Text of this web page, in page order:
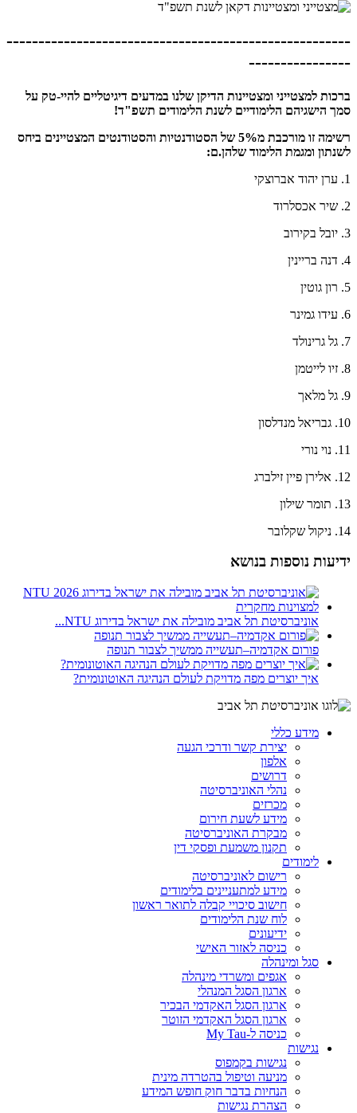
------------------------------------------------------
----------------
ברכות למצטייני ומצטיינות הדיקן שלנו במדעים דיגיטליים להיי-טק על
סמך הישגיהם הלימודיים לשנת הלימודים תשפ"ד!
רשימה זו מורכבת מ5% של הסטודנטיות והסטודנטים המצטיינים ביחס
לשנתון ומגמת הלימוד שלהן.ם:
1. ערן יהוד אברוצקי
2. שיר אכסלרוד
3. יובל בקירוב
4. דנה בריינין
5. רון גוטין
6. עידו גמינר
7. גל גרינולד
8. זיו לייטמן
9. גל מלאך
10. גבריאל מנדלסון
11. נוי נורי
12. אלירן פיין זילברג
13. תומר שילון
14. ניקול שקלובר
ידיעות נוספות בנושא
אוניברסיטת תל אביב מובילה את ישראל בדירוג NTU...
פורום אקדמיה–תעשייה ממשיך לצבור תנופה
איך יוצרים מפה מדויקת לעולם הנהיגה האוטונומית?
מידע כללי
יצירת קשר ודרכי הגעה
אלפון
דרושים
נהלי האוניברסיטה
מכרזים
מידע לשעת חירום
מבקרת האוניברסיטה
תקנון משמעת ופסקי דין
לימודים
רישום לאוניברסיטה
מידע למתעניינים בלימודים
חישוב סיכויי קבלה לתואר ראשון
לוח שנת הלימודים
ידיעונים
כניסה לאזור האישי
סגל ומינהלה
אגפים ומשרדי מינהלה
ארגון הסגל המנהלי
ארגון הסגל האקדמי הבכיר
ארגון הסגל האקדמי הזוטר
כניסה ל-My Tau
נגישות
נגישות בקמפוס
מניעה וטיפול בהטרדה מינית
הנחיות בדבר חוק חופש המידע
הצהרת נגישות